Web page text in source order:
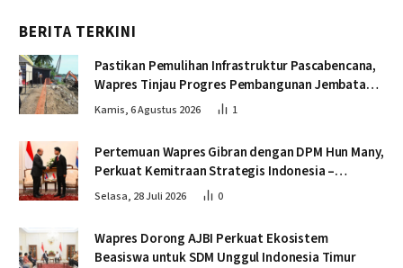
BERITA TERKINI
Pastikan Pemulihan Infrastruktur Pascabencana,
Wapres Tinjau Progres Pembangunan Jembatan
Krueng Tingkeum Bireuen
Kamis, 6 Agustus 2026 1
Pertemuan Wapres Gibran dengan DPM Hun Many,
Perkuat Kemitraan Strategis Indonesia –
Kamboja
Selasa, 28 Juli 2026 0
Wapres Dorong AJBI Perkuat Ekosistem
Beasiswa untuk SDM Unggul Indonesia Timur